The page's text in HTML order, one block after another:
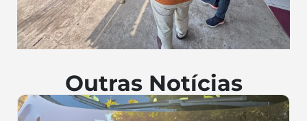
Outras Notícias